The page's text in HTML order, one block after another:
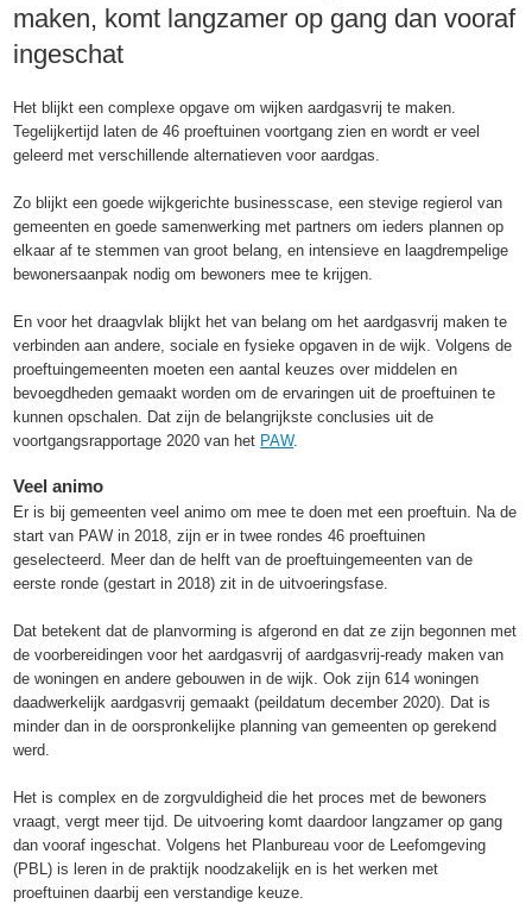
maken, komt langzamer op gang dan vooraf
ingeschat
Het blijkt een complexe opgave om wijken aardgasvrij te maken.
Tegelijkertijd laten de 46 proeftuinen voortgang zien en wordt er veel
geleerd met verschillende alternatieven voor aardgas.
Zo blijkt een goede wijkgerichte businesscase, een stevige regierol van
gemeenten en goede samenwerking met partners om ieders plannen op
elkaar af te stemmen van groot belang, en intensieve en laagdrempelige
bewonersaanpak nodig om bewoners mee te krijgen.
En voor het draagvlak blijkt het van belang om het aardgasvrij maken te
verbinden aan andere, sociale en fysieke opgaven in de wijk. Volgens de
proeftuingemeenten moeten een aantal keuzes over middelen en
bevoegdheden gemaakt worden om de ervaringen uit de proeftuinen te
kunnen opschalen. Dat zijn de belangrijkste conclusies uit de
voortgangsrapportage 2020 van het PAW.
Veel animo
Er is bij gemeenten veel animo om mee te doen met een proeftuin. Na de
start van PAW in 2018, zijn er in twee rondes 46 proeftuinen
geselecteerd. Meer dan de helft van de proeftuingemeenten van de
eerste ronde (gestart in 2018) zit in de uitvoeringsfase.
Dat betekent dat de planvorming is afgerond en dat ze zijn begonnen met
de voorbereidingen voor het aardgasvrij of aardgasvrij-ready maken van
de woningen en andere gebouwen in de wijk. Ook zijn 614 woningen
daadwerkelijk aardgasvrij gemaakt (peildatum december 2020). Dat is
minder dan in de oorspronkelijke planning van gemeenten op gerekend
werd.
Het is complex en de zorgvuldigheid die het proces met de bewoners
vraagt, vergt meer tijd. De uitvoering komt daardoor langzamer op gang
dan vooraf ingeschat. Volgens het Planbureau voor de Leefomgeving
(PBL) is leren in de praktijk noodzakelijk en is het werken met
proeftuinen daarbij een verstandige keuze.